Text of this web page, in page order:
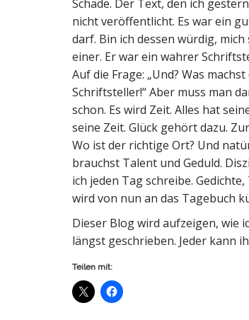
Schade. Der Text, den ich
nicht veröffentlicht. Es war ein
darf. Bin ich dessen würdig,
einer. Er war ein wahrer
Auf die Frage: „Und? Was
Schriftsteller!“ Aber muss man
schon. Es wird Zeit. Alles hat
seine Zeit. Glück gehört dazu.
Wo ist der richtige Ort? Und
brauchst Talent und Geduld.
ich jeden Tag schreibe.
wird von nun an das Tagebuch
Dieser Blog wird aufzeigen, wie
längst geschrieben. Jeder kann
Teilen mit: